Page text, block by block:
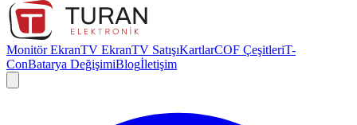
Monitör EkranTV EkranTV SatışıKartlarCOF ÇeşitleriT-
ConBatarya DeğişimiBlogİletişim